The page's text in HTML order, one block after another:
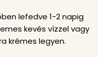
lefedve 1-2 napig
kevés vízzel vagy
krémes legyen.